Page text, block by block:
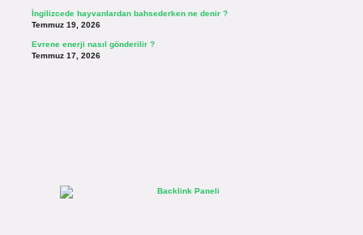
İngilizcede hayvanlardan bahsederken ne denir ?
Temmuz 19, 2026
Evrene enerji nasıl gönderilir ?
Temmuz 17, 2026